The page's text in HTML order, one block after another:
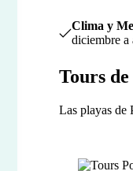
Clima y
diciembre a
Tours
Las playas de